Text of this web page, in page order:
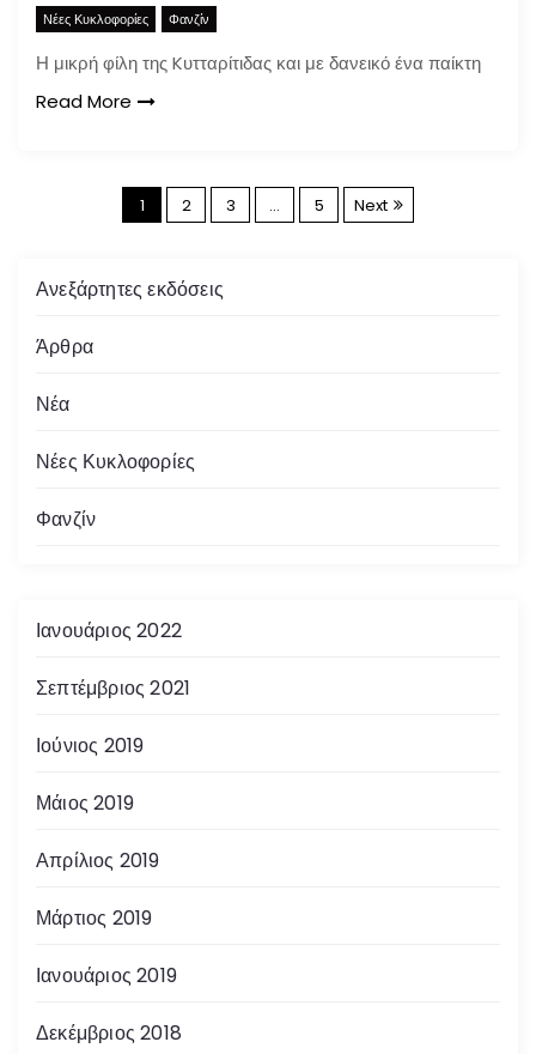
Νέες Κυκλοφορίες Φανζίν
Η μικρή φίλη της Kυτταρίτιδας και με δανεικό ένα παίκτη
Read More
Σ
1 2 3 … 5 Next
Ανεξάρτητες εκδόσεις
Άρθρα
Νέα
Νέες Κυκλοφορίες
Φανζίν
Ιανουάριος 2022
Σεπτέμβριος 2021
Ιούνιος 2019
Μάιος 2019
Απρίλιος 2019
Μάρτιος 2019
Ιανουάριος 2019
Δεκέμβριος 2018